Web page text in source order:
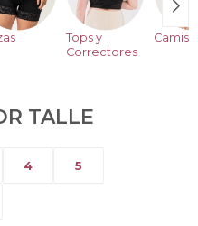
Tops y
Correctores
TALLE
4 5